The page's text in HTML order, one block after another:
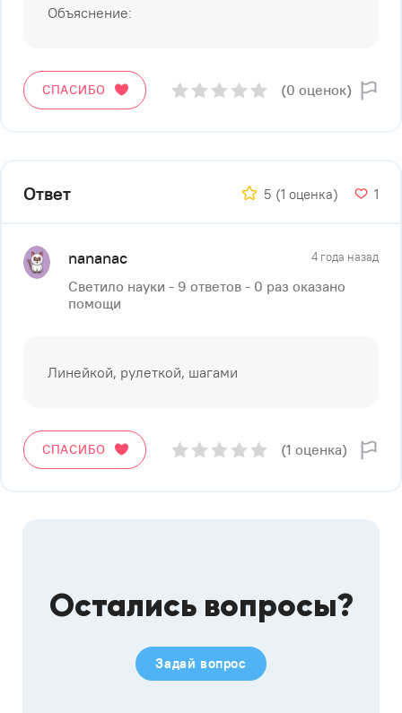
Объяснение:
СПАСИБО (0 оценок)
Ответ 5 (1 оценка) 1
nananac 4 года назад
Светило науки - 9 ответов - 0 раз оказано
помощи
Линейкой, рулеткой, шагами
СПАСИБО (1 оценка)
Остались вопросы?
Задай вопрос